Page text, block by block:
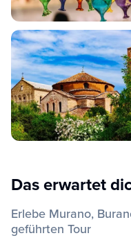
Das erwartet
Erlebe Murano,
geführten Tour